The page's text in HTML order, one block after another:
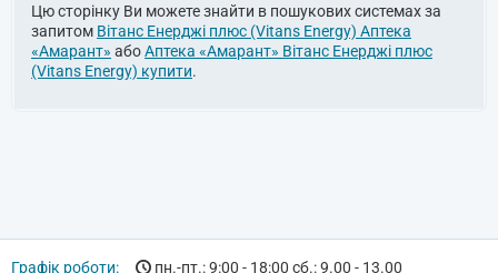
Цю сторінку Ви можете знайти в пошукових системах за
запитом Вітанс Енерджі плюс (Vitans Energy) Аптека
«Амарант» абоАптека «Амарант» Вітанс Енерджі плюс
(Vitans Energy) купити.
Графік роботи: пн.-пт.: 9:00 - 18:00 сб.: 9.00 - 13.00